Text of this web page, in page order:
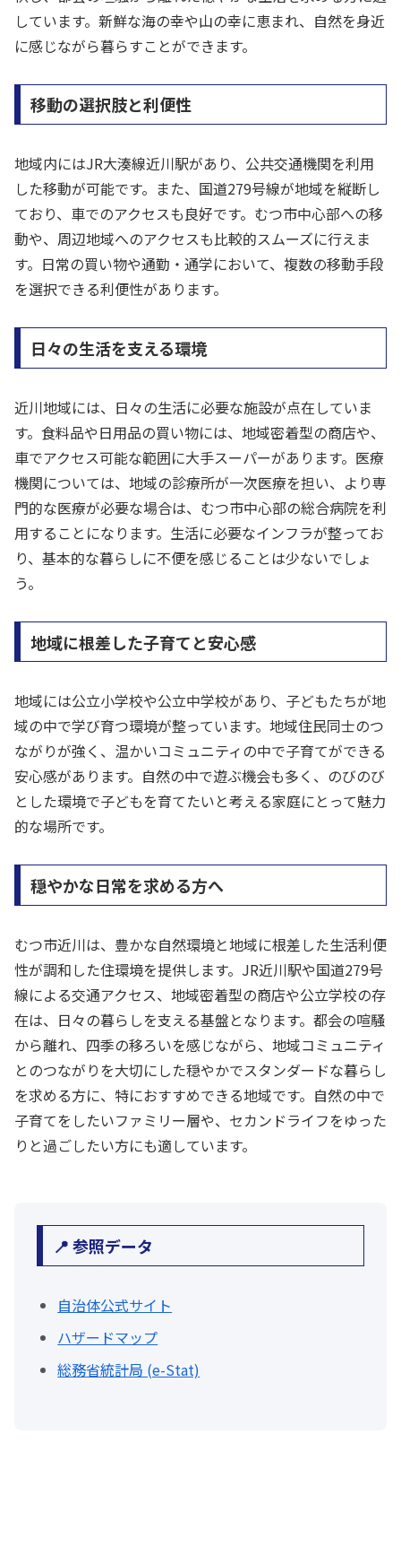
しています。新鮮な海の幸や山の幸に恵まれ、自然を身近
に感じながら暮らすことができます。
移動の選択肢と利便性
地域内にはJR大湊線近川駅があり、公共交通機関を利用
した移動が可能です。また、国道279号線が地域を縦断し
ており、車でのアクセスも良好です。むつ市中心部への移
動や、周辺地域へのアクセスも比較的スムーズに行えま
す。日常の買い物や通勤・通学において、複数の移動手段
を選択できる利便性があります。
日々の生活を支える環境
近川地域には、日々の生活に必要な施設が点在していま
す。食料品や日用品の買い物には、地域密着型の商店や、
車でアクセス可能な範囲に大手スーパーがあります。医療
機関については、地域の診療所が一次医療を担い、より専
門的な医療が必要な場合は、むつ市中心部の総合病院を利
用することになります。生活に必要なインフラが整ってお
り、基本的な暮らしに不便を感じることは少ないでしょ
う。
地域に根差した子育てと安心感
地域には公立小学校や公立中学校があり、子どもたちが地
域の中で学び育つ環境が整っています。地域住民同士のつ
ながりが強く、温かいコミュニティの中で子育てができる
安心感があります。自然の中で遊ぶ機会も多く、のびのび
とした環境で子どもを育てたいと考える家庭にとって魅力
的な場所です。
穏やかな日常を求める方へ
むつ市近川は、豊かな自然環境と地域に根差した生活利便
性が調和した住環境を提供します。JR近川駅や国道279号
線による交通アクセス、地域密着型の商店や公立学校の存
在は、日々の暮らしを支える基盤となります。都会の喧騒
から離れ、四季の移ろいを感じながら、地域コミュニティ
とのつながりを大切にした穏やかでスタンダードな暮らし
を求める方に、特におすすめできる地域です。自然の中で
子育てをしたいファミリー層や、セカンドライフをゆった
りと過ごしたい方にも適しています。
📍 参照データ
自治体公式サイト
ハザードマップ
総務省統計局 (e-Stat)